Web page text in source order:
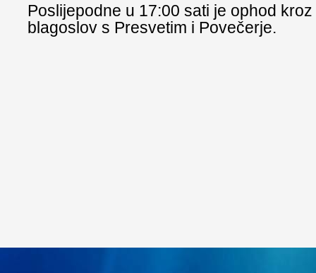
Poslijepodne u 17:00 sati je ophod
blagoslov s Presvetim i Povečerje.